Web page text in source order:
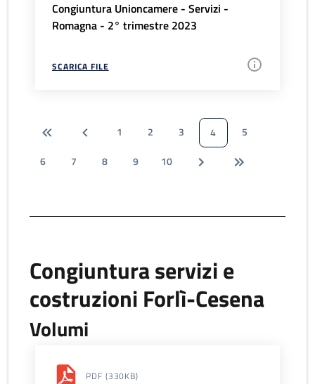
Congiuntura Unioncamere - Servizi -
Romagna - 2° trimestre 2023
SCARICA FILE
1 2 3 4
5
6
7 8 9 10
Congiuntura servizi e
costruzioni Forlì-Cesena
Volumi
PDF (330KB)